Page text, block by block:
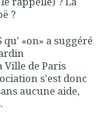
?
«on» a suggéré
de Paris
s'est donc
aucune aide,